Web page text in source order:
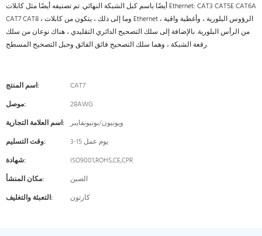
أيضًا باسم كبل الشبكة النهائي. تم تصنيفه أيضًا مثل كابلات Ethernet: CAT3 CAT5E CAT6A
CAT7 CAT8 ، وما إلى ذلك ، يتكون من كابلات Ethernet ، الرؤوس البلورية ، وأغطية واقية
من الرأس البلورية. بالإضافة إلى سلك التصحيح الدائري التقليدي ، هناك نوعان من سلك
رقعة الشبكة ، وهما سلك التصحيح فائق الفائق وحبل التصحيح المسطح.
اسم المنتج:
CAT7
موصل:
28AWG
اسم العلامة التجارية: ويونيون/يونيونفايبر
وقت التسليم:
3-15 يوم عمل
شهادة:
ISO9001,ROHS,CE,CPR
مكان المنشأ:
الصين
التعبئة والتغليف:
كارتون